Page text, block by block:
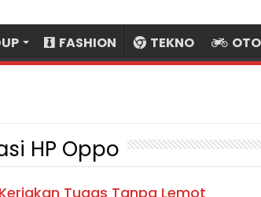
FASHION TEKNO
HP Oppo
Tugas Tanpa Lemot